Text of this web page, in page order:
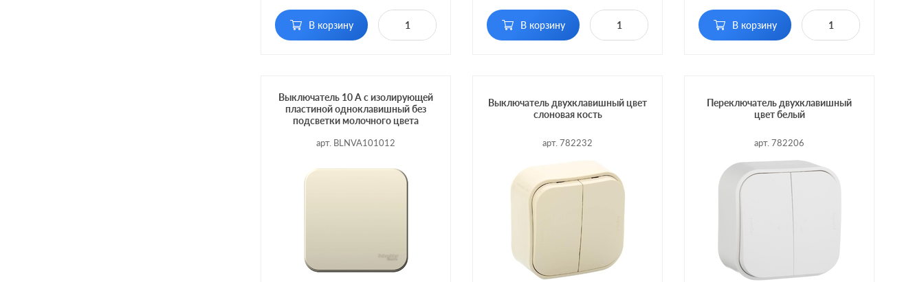
Подсветка: без подсветки
В корзину Подсветка: без подсветки
В корзину Подсветка: без подсветки
В корзину
Выключатель 10 А с изолирующей
пластиной одноклавишный без
подсветки молочного цвета
арт. BLNVA101012
Выключатель двухклавишный цвет
слоновая кость
арт. 782232
Переключатель двухклавишный
цвет белый
арт. 782206